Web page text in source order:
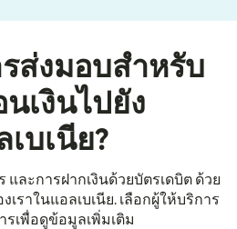
ส่งมอบสำหรับ
นเงินไปยัง
เบเนีย?
และการฝากเงินด้วยบัตรเดบิต ด้วย
เราในแอลเบเนีย. เลือกผู้ให้บริการ
เพื่อดูข้อมูลเพิ่มเติม